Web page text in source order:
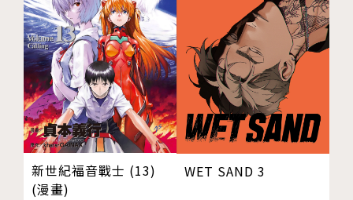
新世紀福音戰士 (13)
(漫畫)
WET SAND 3